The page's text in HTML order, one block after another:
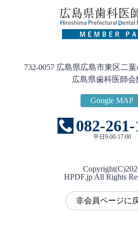
732-0057 広島県広島市東区二
広島県歯科医師会
Google MAP
082-
平日9:00-17:00
Copyright(C)
HPDF.jp All Rights
非会員ページに